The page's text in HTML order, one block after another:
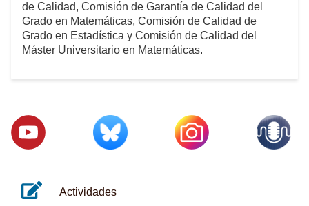
de Calidad, Comisión de Garantía de Calidad del
Grado en Matemáticas, Comisión de Calidad de
Grado en Estadística y Comisión de Calidad del
Máster Universitario en Matemáticas.
Actividades